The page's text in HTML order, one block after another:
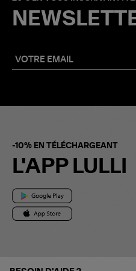
-10% EN TÉLÉCHARGEANT
L'APP LULLI